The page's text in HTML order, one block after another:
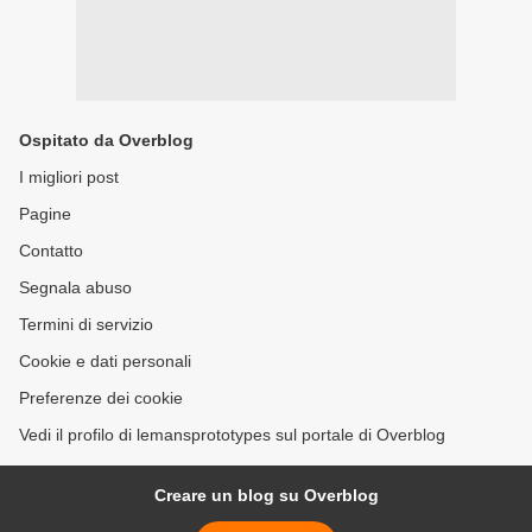
Ospitato da Overblog
I migliori post
Pagine
Contatto
Segnala abuso
Termini di servizio
Cookie e dati personali
Preferenze dei cookie
Vedi il profilo di lemansprototypes sul portale di Overblog
Creare un blog su Overblog